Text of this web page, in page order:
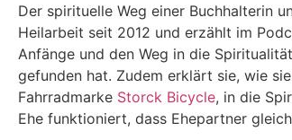
Der spirituelle Weg einer Buchhalterin
Heilarbeit seit 2012 und erzählt im
Anfänge und den Weg in die
gefunden hat. Zudem erklärt sie, wie
Fahrradmarke Storck Bicycle, in die
Ehe funktioniert, dass Ehepartner